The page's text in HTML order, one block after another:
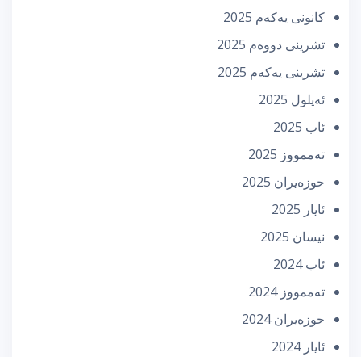
كانونی یه‌كه‌م 2025
تشرینی دووه‌م 2025
تشرینی یه‌كه‌م 2025
ئه‌یلول 2025
ئاب 2025
تەممووز 2025
حوزه‌یران 2025
ئایار 2025
نیسان 2025
ئاب 2024
تەممووز 2024
حوزه‌یران 2024
ئایار 2024